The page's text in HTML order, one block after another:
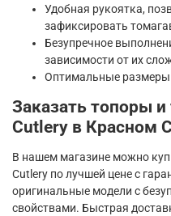
Удобная рукоятка,
зафиксировать
Безупречное
зависимости от их
Оптимальные размеры
Заказать топоры и
Cutlery в Красном
В нашем магазине можно
Cutlery по лучшей цене с
оригинальные модели с
свойствами. Быстрая